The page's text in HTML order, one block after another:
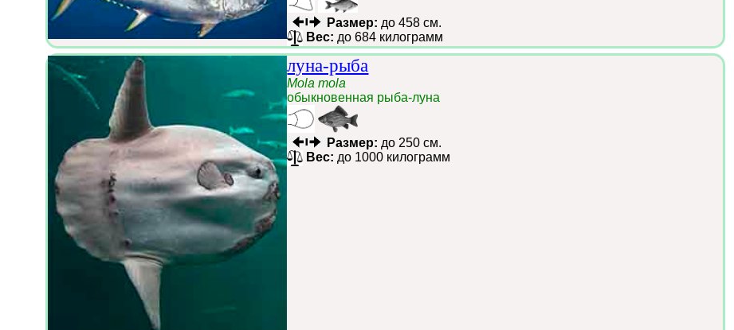
Размер: до 458 см.
Вес: до 684 килограмм
луна-рыба
Mola mola
обыкновенная рыба-луна
Размер: до 250 см.
Вес: до 1000 килограмм